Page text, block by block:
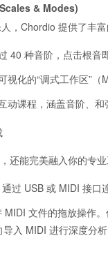
& Modes)
，Chordio 提供了丰富
40 种音阶，点击根音
视化的“调式工作区”
动课程，涵盖音阶、和
还能完美融入你的专业
过 USB 或 MIDI 接口
MIDI 文件的拖放操作
入 MIDI 进行深度分析